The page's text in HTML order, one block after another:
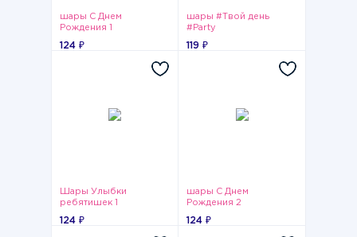
шары С Днем
Рождения 1
124 ₽
шары #Твой день
#Party
119 ₽
Шары Улыбки
ребятишек 1
124 ₽
шары С Днем
Рождения 2
124 ₽